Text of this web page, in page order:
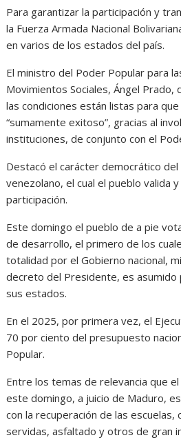
Para garantizar la participación y
la Fuerza Armada Nacional
en varios de los estados del país.
El ministro del Poder Popular para
Movimientos Sociales, Ángel Prado,
las condiciones están listas para
“sumamente exitoso”, gracias al
instituciones, de conjunto con el
Destacó el carácter democrático
venezolano, el cual el pueblo valida
participación.
Este domingo el pueblo de a pie
de desarrollo, el primero de los
totalidad por el Gobierno nacional,
decreto del Presidente, es asumido
sus estados.
En el 2025, por primera vez, el
70 por ciento del presupuesto
Popular.
Entre los temas de relevancia que
este domingo, a juicio de Maduro,
con la recuperación de las escuelas,
servidas, asfaltado y otros de gran